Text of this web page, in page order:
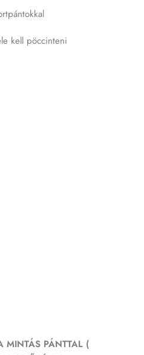
kell pöccinteni
MINTÁS PÁNTTAL (